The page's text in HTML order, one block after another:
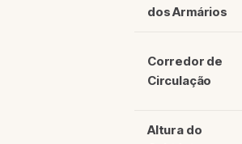
dos Armários
Corredor de
Circulação
Altura do